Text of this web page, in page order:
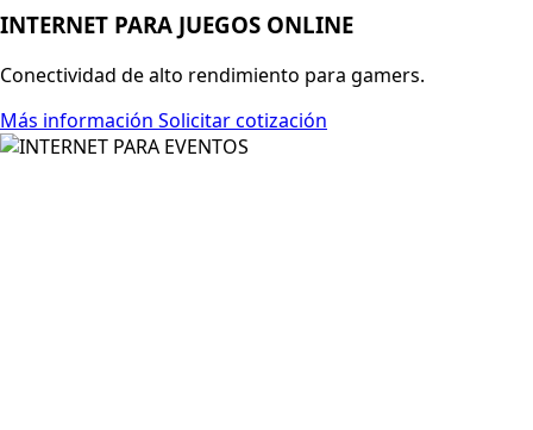
INTERNET PARA JUEGOS ONLINE
Conectividad de alto rendimiento para gamers.
Más información Solicitar cotización